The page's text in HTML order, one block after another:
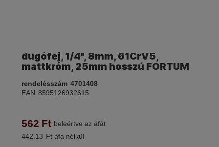
dugófej, 1/4", 8mm, 61CrV5,
mattkróm, 25mm hosszú FORTUM
rendelésszám 4701408
EAN 8595126932615
562 Ft beleértve az áfát
442.13 Ft áfa nélkül